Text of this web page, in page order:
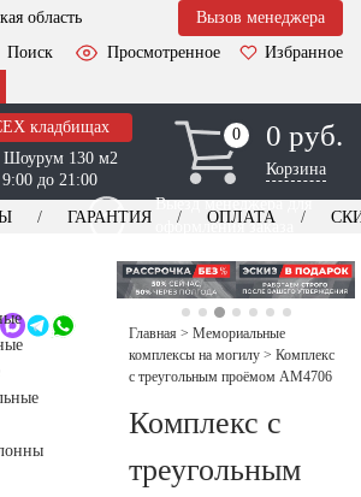
область
Вызов менеджера
Поиск Просмотренное
Избранное
кладбищах
Шоурум 130 м2
до 21:00
0
0 0 руб.
Корзина
Выезд менеджера для
оформления заказа
23
ГАРАНТИЯ ОПЛАТА
Главная > Мемориальные
комплексы на могилу > Комплекс
с треугольным проёмом AM4706
Комплекс с
треугольным